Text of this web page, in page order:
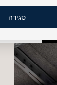
סגירה